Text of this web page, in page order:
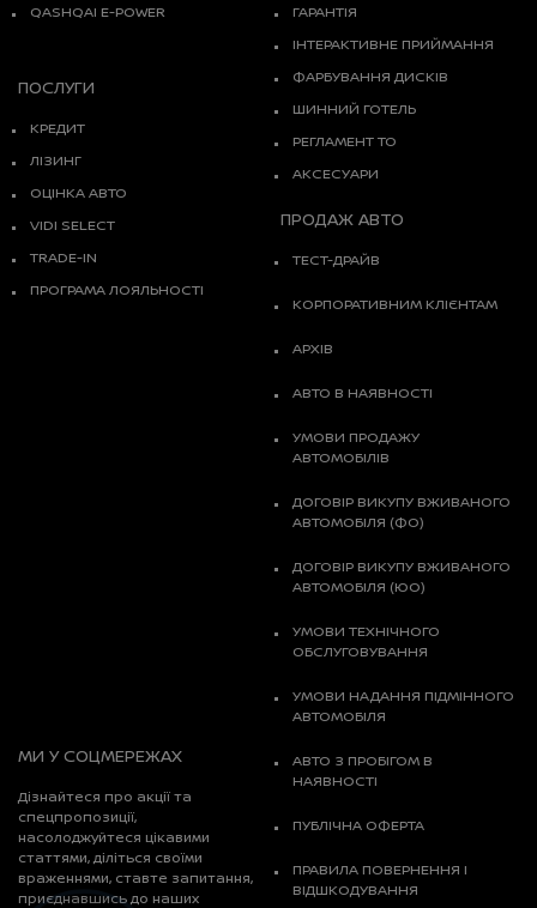
QASHQAI E-POWER
ГАРАНТІЯ
ІНТЕРАКТИВНЕ ПРИЙМАННЯ
ФАРБУВАННЯ ДИСКІВ
ШИННИЙ ГОТЕЛЬ
РЕГЛАМЕНТ ТО
АКСЕСУАРИ
ПОСЛУГИ
КРЕДИТ
ЛІЗИНГ
ОЦІНКА АВТО
VIDI SELECT
TRADE-IN
ПРОГРАМА ЛОЯЛЬНОСТІ
ПРОДАЖ АВТО
ТЕСТ-ДРАЙВ
КОРПОРАТИВНИМ КЛІЄНТАМ
АРХІВ
АВТО В НАЯВНОСТІ
УМОВИ ПРОДАЖУ
АВТОМОБІЛІВ
ДОГОВІР ВИКУПУ ВЖИВАНОГО
АВТОМОБІЛЯ (ФО)
ДОГОВІР ВИКУПУ ВЖИВАНОГО
АВТОМОБІЛЯ (ЮО)
УМОВИ ТЕХНІЧНОГО
ОБСЛУГОВУВАННЯ
УМОВИ НАДАННЯ ПІДМІННОГО
АВТОМОБІЛЯ
АВТО З ПРОБІГОМ В
НАЯВНОСТІ
ПУБЛІЧНА ОФЕРТА
ПРАВИЛА ПОВЕРНЕННЯ І
ВІДШКОДУВАННЯ
МИ У СОЦМЕРЕЖАХ
Дізнайтеся про акції та
спецпропозиції,
насолоджуйтеся цікавими
статтями, діліться своїми
враженнями, ставте запитання,
приєднавшись до наших